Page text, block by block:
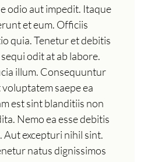
odio aut impedit. Itaque
et eum. Officiis
quia. Tenetur et debitis
odit at ab labore.
illum. Consequuntur
saepe ea
est sint blanditiis non
Nemo ea esse debitis
Aut excepturi nihil sint.
natus dignissimos